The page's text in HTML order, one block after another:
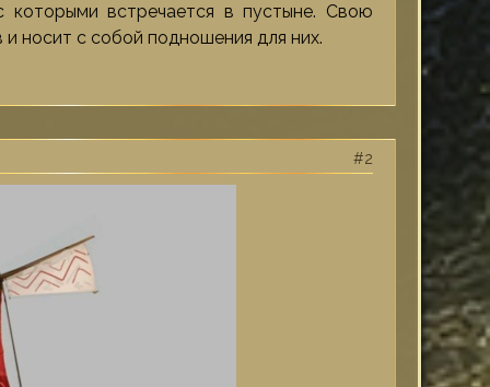
которыми встречается в пустыне. Свою
носит с собой подношения для них.
2